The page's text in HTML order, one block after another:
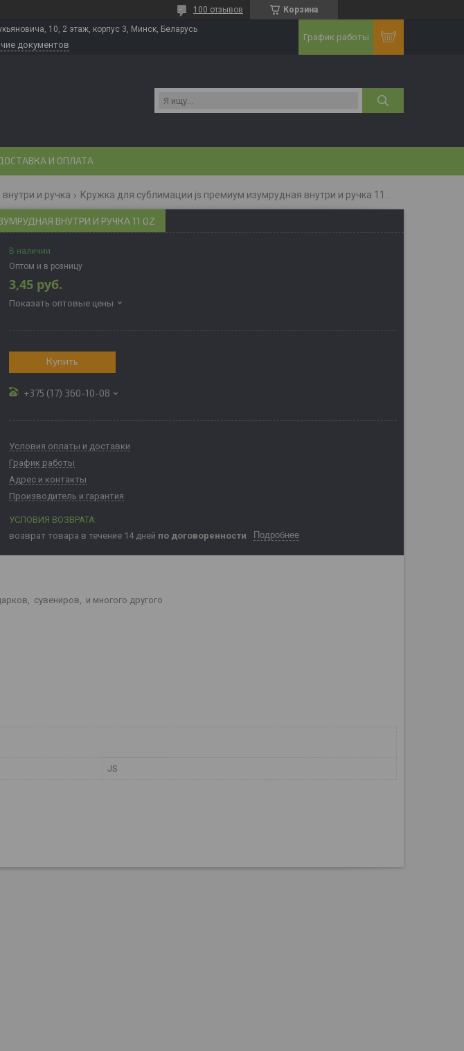
Корзина
100 отзывов
10, 2 этаж, корпус 3, Минск, Беларусь
документов
График работы
И ОПЛАТА
и ручка
ВНУТРИ И РУЧКА 11 OZ
В наличии
Оптом и в розницу
3,45 руб.
Показать оптовые цены
Купить
+375 (17) 360-10-08
Условия оплаты и доставки
График работы
Адрес и контакты
Производитель и гарантия
возврат товара в течение 14 дней по договоренности Подробнее
сувениров, и многого другого
JS